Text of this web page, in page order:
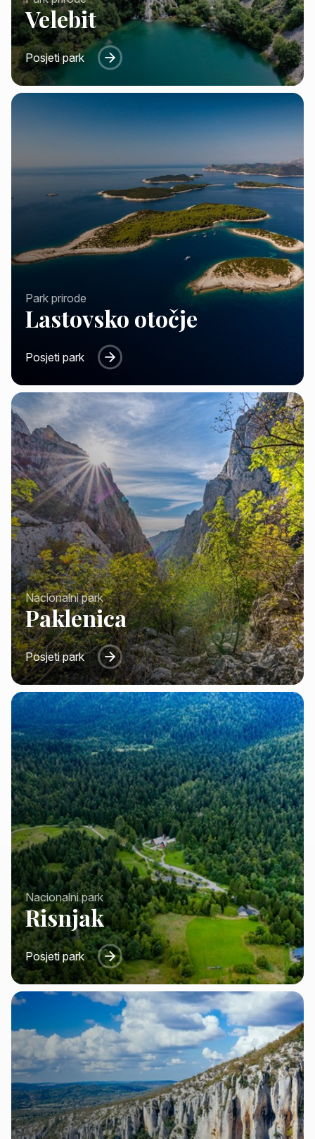
Velebit
Posjeti park
Park prirode
Lastovsko otočje
Posjeti park
Nacionalni park
Paklenica
Posjeti park
Nacionalni park
Risnjak
Posjeti park